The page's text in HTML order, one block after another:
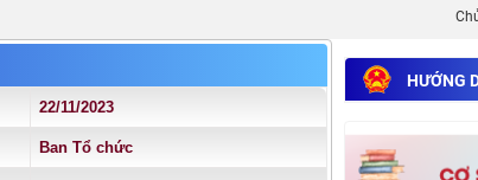
22/11/2023
Ban Tổ chức
HƯỚNG